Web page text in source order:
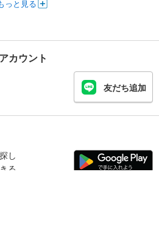
っと見る
カウント
友だち追加
し
る